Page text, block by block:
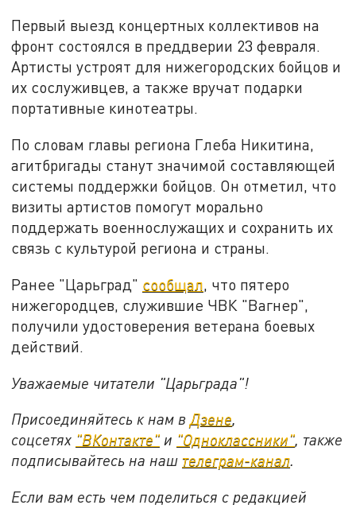
Первый выезд концертных коллективов на
фронт состоялся в преддверии 23 февраля.
Артисты устроят для нижегородских бойцов и
их сослуживцев, а также вручат подарки
портативные кинотеатры.
По словам главы региона Глеба Никитина,
агитбригады станут значимой составляющей
системы поддержки бойцов. Он отметил, что
визиты артистов помогут морально
поддержать военнослужащих и сохранить их
связь с культурой региона и страны.
Ранее "Царьград" сообщал, что пятеро
нижегородцев, служившие ЧВК "Вагнер",
получили удостоверения ветерана боевых
действий.
Уважаемые читатели "Царьграда"!
Присоединяйтесь к нам вДзене,
соцсетях "ВКонтакте" и "Одноклассники", также
подписывайтесь на наш телеграм-канал.
Если вам есть чем поделиться с редакцией